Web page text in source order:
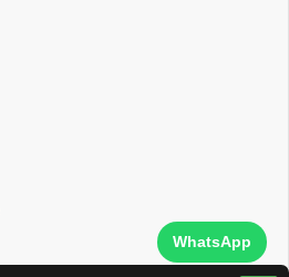
WhatsApp